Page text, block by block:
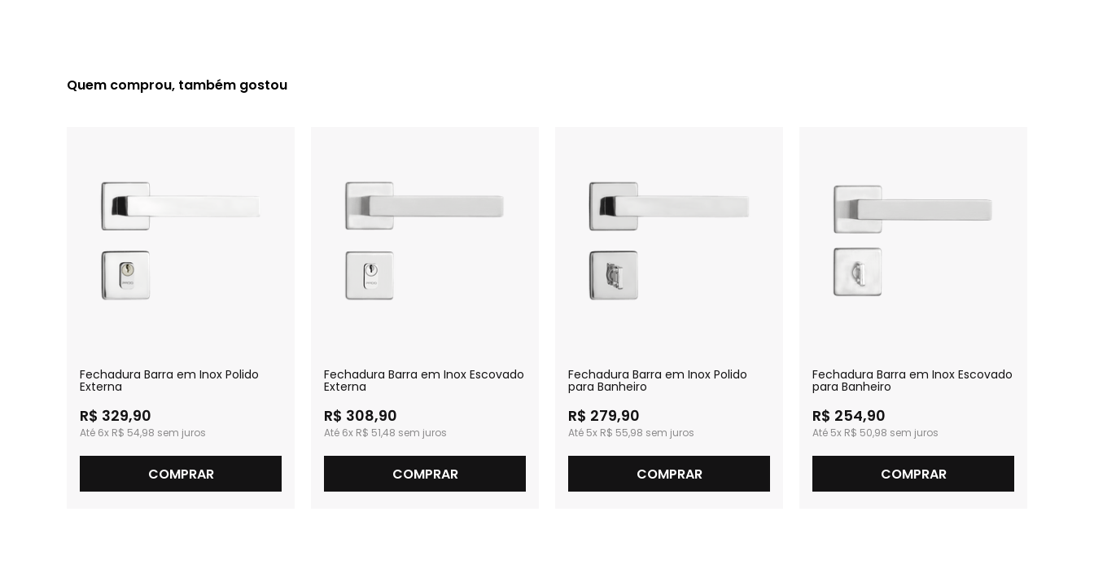
Quem comprou, também gostou
Fechadura Barra em Inox Polido
Externa
R$ 329,90
6x R$ 54,98
COMPRAR
Fechadura Barra em Inox Escovado
Externa
R$ 308,90
6x R$ 51,48
COMPRAR
Fechadura Barra em Inox Polido
para Banheiro
R$ 279,90
5x R$ 55,98
COMPRAR
Fechadura Barra em Inox Escovado
para Banheiro
R$ 254,90
5x R$ 50,98
COMPRAR